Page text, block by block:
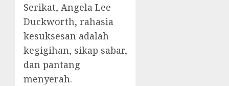
Serikat, Angela Lee
Duckworth, rahasia
kesuksesan adalah
kegigihan, sikap sabar,
dan pantang
menyerah.